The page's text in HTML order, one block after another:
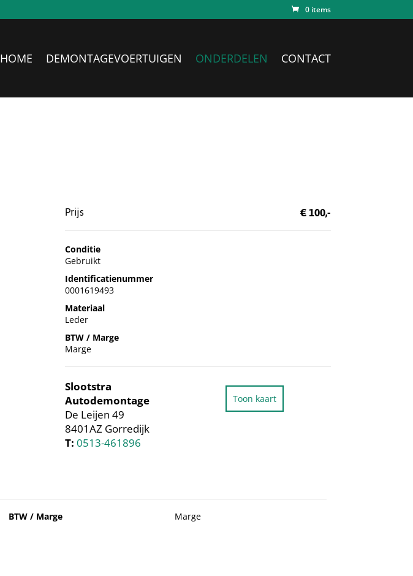
0 items
HOME DEMONTAGEVOERTUIGEN ONDERDELEN CONTACT
Prijs € 100,-
Conditie
Gebruikt
Identificatienummer
0001619493
Materiaal
Leder
BTW / Marge
Marge
Slootstra
Autodemontage
De Leijen 49
8401AZ Gorredijk
T: 0513-461896
Toon kaart
BTW / Marge Marge